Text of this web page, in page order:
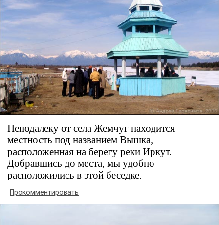
Неподалеку от села Жемчуг находится
местность под названием Вышка,
расположенная на берегу реки Иркут.
Добравшись до места, мы удобно
расположились в этой беседке.
Прокомментировать